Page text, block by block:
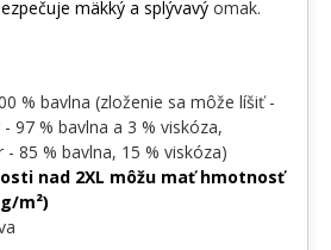
mäkký a splývavý omak.
% bavlna (zloženie sa môže líšiť -
97 % bavlna a 3 % viskóza,
85 % bavlna, 15 % viskóza)
nad 2XL môžu mať hmotnosť
m²)